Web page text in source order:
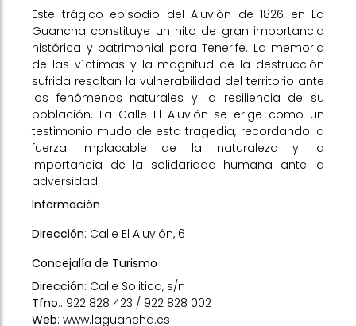
Este trágico episodio del Aluvión de 1826 en La
Guancha constituye un hito de gran importancia
histórica y patrimonial para Tenerife. La memoria
de las víctimas y la magnitud de la destrucción
sufrida resaltan la vulnerabilidad del territorio ante
los fenómenos naturales y la resiliencia de su
población. La Calle El Aluvión se erige como un
testimonio mudo de esta tragedia, recordando la
fuerza implacable de la naturaleza y la
importancia de la solidaridad humana ante la
adversidad.
Información
Dirección: Calle El Aluvión, 6
Concejalía de Turismo
Dirección: Calle Solitica, s/n
Tfno.: 922 828 423 / 922 828 002
Web: www.laguancha.es